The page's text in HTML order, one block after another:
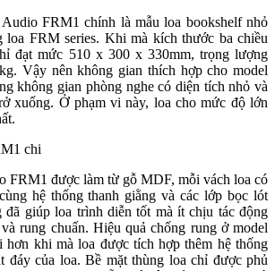
FRM1 chính là mẫu loa bookshelf nhỏ
loa FRM series. Khi mà kích thước ba chiều
đạt mức 510 x 300 x 330mm, trọng lượng
Vậy nên không gian thích hợp cho model
không gian phòng nghe có diện tích nhỏ và
xuống. Ở phạm vi này, loa cho mức độ lớn
FRM1 được làm từ gỗ MDF, mỗi vách loa có
hệ thống thanh giằng và các lớp bọc lót
đã giúp loa trình diễn tốt mà ít chịu tác động
rung chuấn. Hiệu quả chống rung ở model
hơn khi mà loa được tích hợp thêm hệ thống
đáy của loa. Bề mặt thùng loa chỉ được phủ